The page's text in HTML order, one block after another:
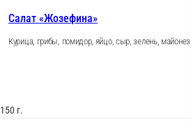
Салат «Жозефина»
Курица, грибы, помидор, яйцо, сыр, зелень, майонез
150 г.